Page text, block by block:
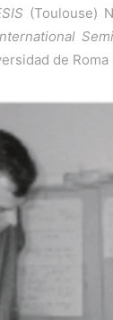
(Toulouse)
de Roma